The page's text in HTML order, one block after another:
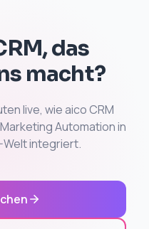
das
macht?
live, wie aico CRM
Automation in
Welt integriert.